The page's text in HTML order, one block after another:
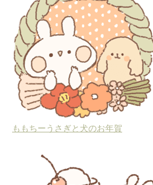
ももちーうさぎと犬のお年賀